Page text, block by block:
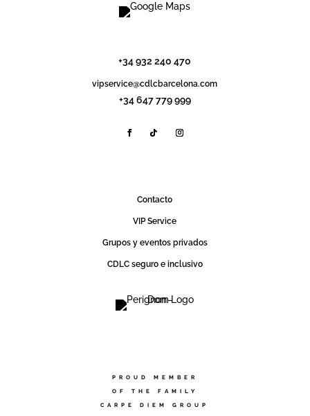
+34 932 240 470
vipservice@cdlcbarcelona.com
+34 647 779 999
Contact0
VIP Service
Grupos y eventos privados
CDLC seguro e inclusivo
PROUD MEMBER
OF THE FAMILY
CARPE DIEM GROUP